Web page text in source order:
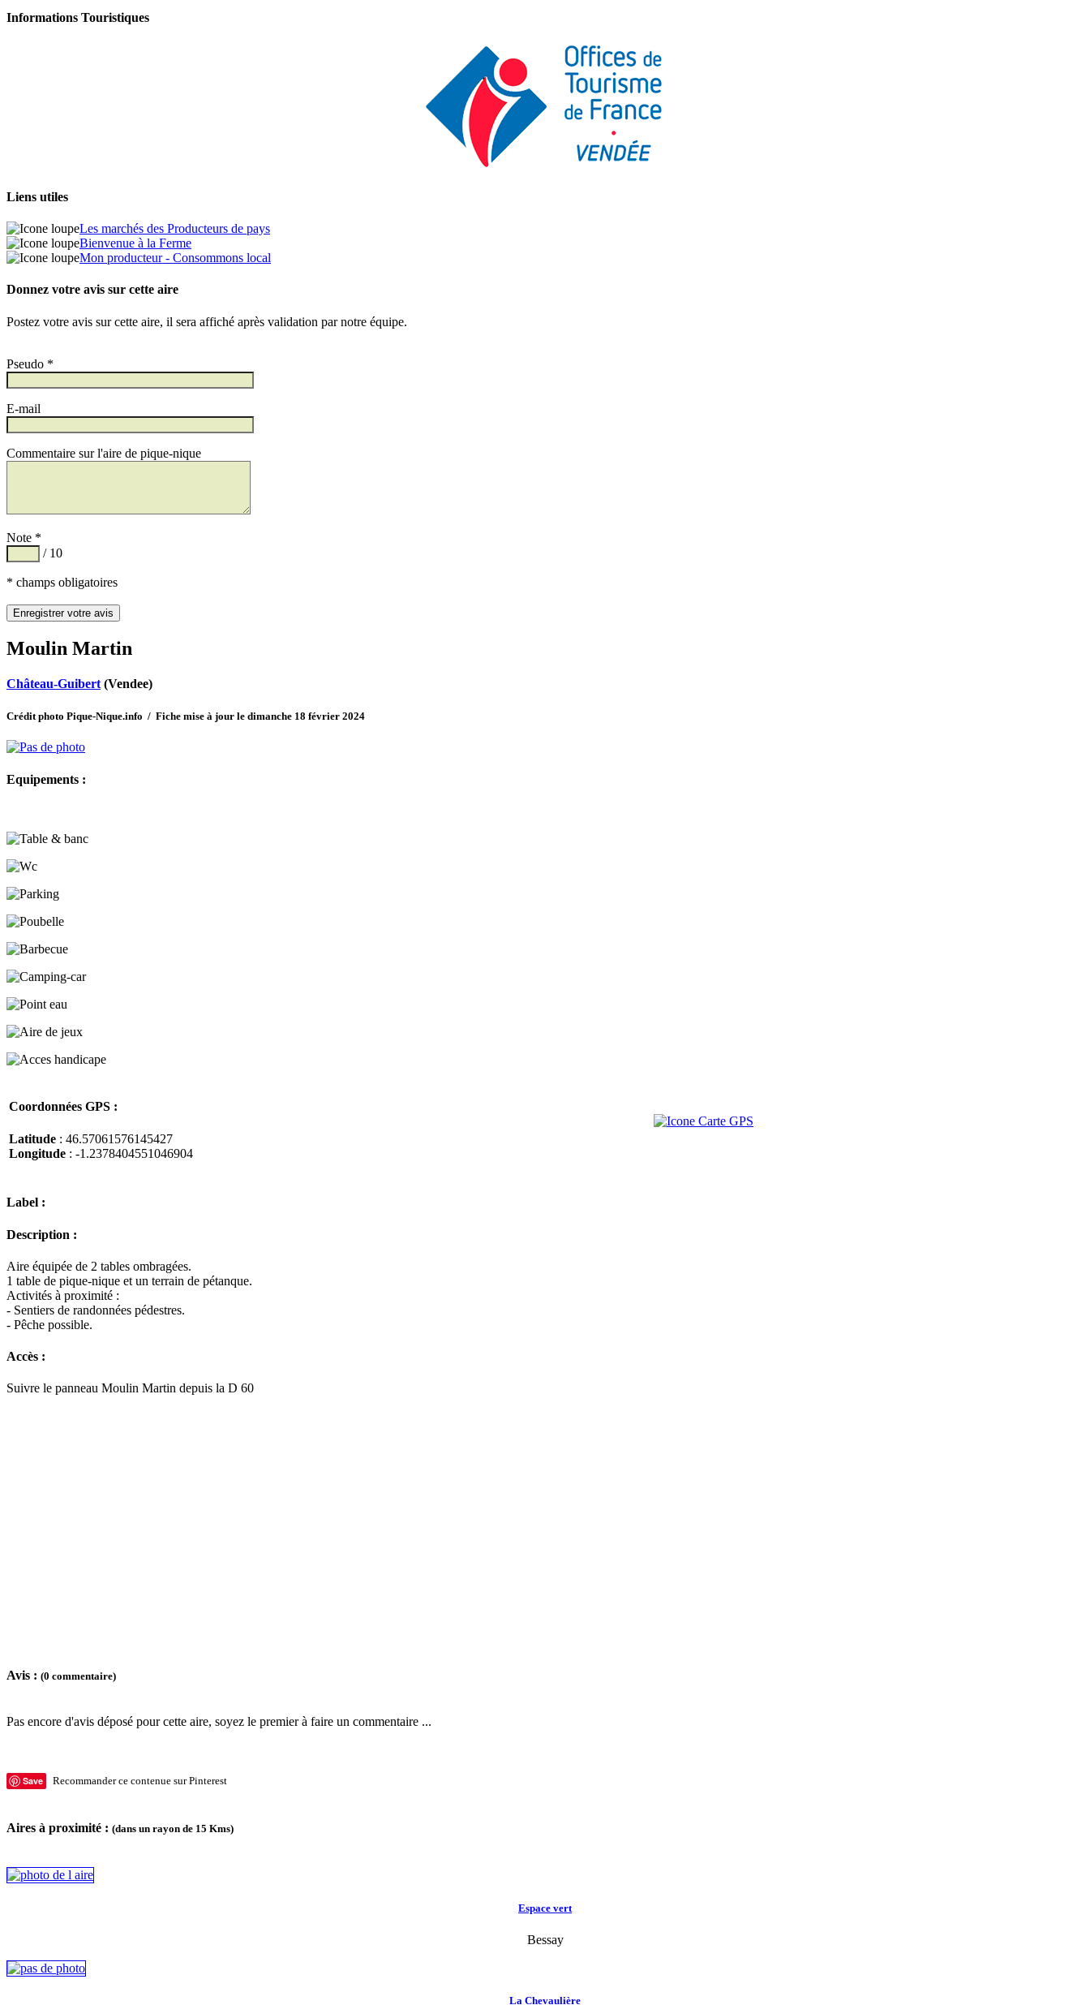
Informations Touristiques
Liens utiles
Les marchés des Producteurs de pays
Bienvenue à la Ferme
Mon producteur - Consommons local
Donnez votre avis sur cette aire
Postez votre avis sur cette aire, il sera affiché après validation par notre équipe.
Pseudo *
E-mail
Commentaire sur l'aire de pique-nique
Note *
/ 10
* champs obligatoires
Moulin Martin
Château-Guibert (Vendee)
Crédit photo Pique-Nique.info / Fiche mise à jour le dimanche 18 février 2024
Equipements :
Coordonnées GPS :
Latitude : 46.57061576145427
Longitude : -1.2378404551046904
Label :
Description :
Aire équipée de 2 tables ombragées.
1 table de pique-nique et un terrain de pétanque.
Activités à proximité :
- Sentiers de randonnées pédestres.
- Pêche possible.
Accès :
Suivre le panneau Moulin Martin depuis la D 60
Avis : (0 commentaire)
Pas encore d'avis déposé pour cette aire, soyez le premier à faire un commentaire ...
Save Recommander ce contenue sur Pinterest
Aires à proximité : (dans un rayon de 15 Kms)
Espace vert
Bessay
La Chevaulière